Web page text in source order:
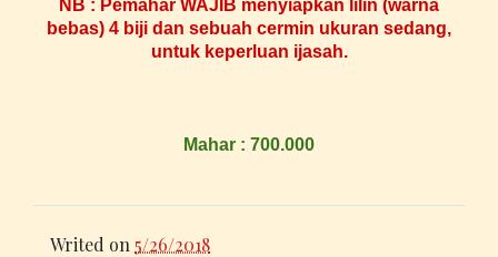
NB : Pemahar WAJIB menyiapkan lilin (warna
bebas) 4 biji dan sebuah cermin ukuran sedang,
untuk keperluan ijasah.
Mahar : 700.000
Writed on 5/26/2018